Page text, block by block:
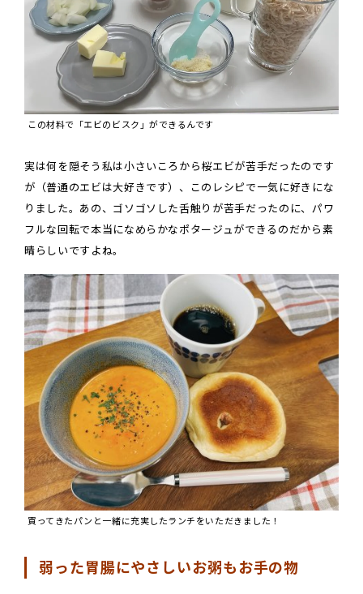
この材料で「エビのビスク」ができるんです
実は何を隠そう私は小さいころから桜エビが苦手だったのです
が（普通のエビは大好きです）、このレシピで一気に好きにな
りました。あの、ゴソゴソした舌触りが苦手だったのに、パワ
フルな回転で本当になめらかなポタージュができるのだから素
晴らしいですよね。
買ってきたパンと一緒に充実したランチをいただきました！
弱った胃腸にやさしいお粥もお手の物